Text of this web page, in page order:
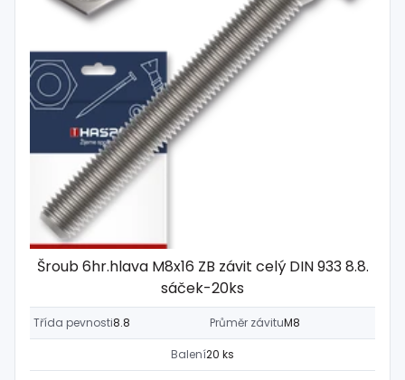
Šroub 6hr.hlava M8x16 ZB závit celý DIN 933 8.8.
sáček-20ks
Třída pevnosti8.8 Průměr závituM8
Balení20 ks